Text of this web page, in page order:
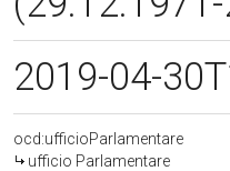
2019-04-
ocd:ufficioParlamentare
ufficio Parlamentare